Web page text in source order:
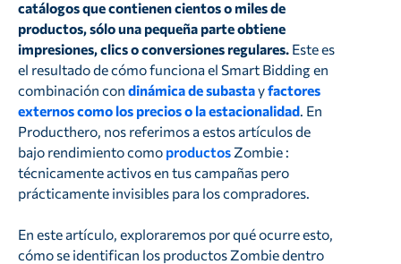
catálogos que contienen cientos o miles de
productos, sólo una pequeña parte obtiene
impresiones, clics o conversiones regulares. Este es
el resultado de cómo funciona el Smart Bidding en
combinación con dinámica de subastayfactores
externos como los precios o la estacionalidad. En
Producthero, nos referimos a estos artículos de
bajo rendimiento como productosZombie :
técnicamente activos en tus campañas pero
prácticamente invisibles para los compradores.
En este artículo, exploraremos por qué ocurre esto,
cómo se identifican los productos Zombie dentro